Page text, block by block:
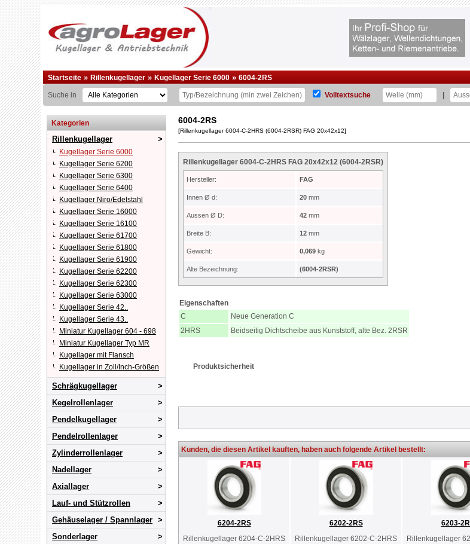
Startseite » Rillenkugellager » Kugellager Serie 6000 » 6004-2RS
Suche in Volltextsuche
Kategorien
Rillenkugellager
Kugellager Serie 6000
Kugellager Serie 6200
Kugellager Serie 6300
Kugellager Serie 6400
Kugellager Niro/Edelstahl
Kugellager Serie 16000
Kugellager Serie 16100
Kugellager Serie 61700
Kugellager Serie 61800
Kugellager Serie 61900
Kugellager Serie 62200
Kugellager Serie 62300
Kugellager Serie 63000
Kugellager Serie 42..
Kugellager Serie 43..
Miniatur Kugellager 604 - 698
Miniatur Kugellager Typ MR
Kugellager mit Flansch
Kugellager in Zoll/Inch-Größen
Schrägkugellager
Kegelrollenlager
Pendelkugellager
Pendelrollenlager
Zylinderrollenlager
Nadellager
Axiallager
Lauf- und Stützrollen
Gehäuselager / Spannlager
Sonderlager
6004-2RS
[Rillenkugellager 6004-C-2HRS (6004-2RSR) FAG 20x42x12]
Rillenkugellager 6004-C-2HRS FAG 20x42x12 (6004-2RSR)
Hersteller: FAG
Innen Ø d: 20 mm
Aussen Ø D: 42 mm
Breite B: 12 mm
Gewicht: 0,069 kg
Alte Bezeichnung: (6004-2RSR)
Eigenschaften
C
Neue Generation C
2HRS
Beidseitig Dichtscheibe aus Kunststoff, alte Bez. 2RSR
Produktsicherheit
Kunden, die diesen Artikel kauften, haben auch folgende Artikel bestellt:
6204-2RS
Rillenkugellager 6204-C-2HRS
6202-2RS
Rillenkugellager 6202-C-2HRS
6203-
Rillenkugellager